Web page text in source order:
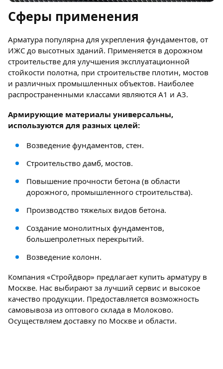
Сферы применения
Арматура популярна для укрепления фундаментов, от
ИЖС до высотных зданий. Применяется в дорожном
строительстве для улучшения эксплуатационной
стойкости полотна, при строительстве плотин, мостов
и различных промышленных объектов. Наиболее
распространенными классами являются A1 и A3.
Армирующие материалы универсальны,
используются для разных целей:
Возведение фундаментов, стен.
Строительство дамб, мостов.
Повышение прочности бетона (в области
дорожного, промышленного строительства).
Производство тяжелых видов бетона.
Создание монолитных фундаментов,
большепролетных перекрытий.
Возведение колонн.
Компания «Стройдвор» предлагает купить арматуру в
Москве. Нас выбирают за лучший сервис и высокое
качество продукции. Предоставляется возможность
самовывоза из оптового склада в Молоково.
Осуществляем доставку по Москве и области.